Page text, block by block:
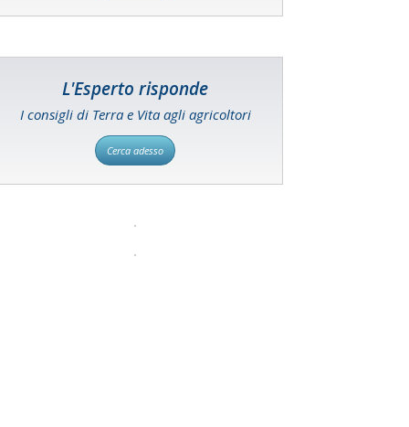
L'Esperto risponde
I consigli di Terra e Vita agli agricoltori
Cerca adesso